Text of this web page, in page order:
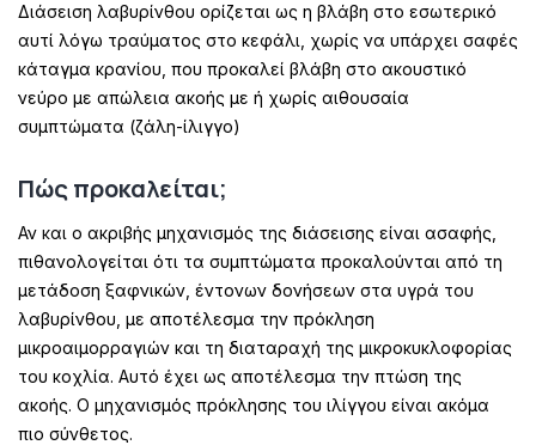
Διάσειση λαβυρίνθου ορίζεται ως η βλάβη στο εσωτερικό
αυτί λόγω τραύματος στο κεφάλι, χωρίς να υπάρχει σαφές
κάταγμα κρανίου, που προκαλεί βλάβη στο ακουστικό
νεύρο με απώλεια ακοής με ή χωρίς αιθουσαία
συμπτώματα (ζάλη-ίλιγγο)
Πώς προκαλείται;
Αν και ο ακριβής μηχανισμός της διάσεισης είναι ασαφής,
πιθανολογείται ότι τα συμπτώματα προκαλούνται από τη
μετάδοση ξαφνικών, έντονων δονήσεων στα υγρά του
λαβυρίνθου, με αποτέλεσμα την πρόκληση
μικροαιμορραγιών και τη διαταραχή της μικροκυκλοφορίας
του κοχλία. Αυτό έχει ως αποτέλεσμα την πτώση της
ακοής. Ο μηχανισμός πρόκλησης του ιλίγγου είναι ακόμα
πιο σύνθετος.